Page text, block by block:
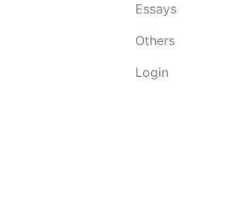
Essays
Others
Login